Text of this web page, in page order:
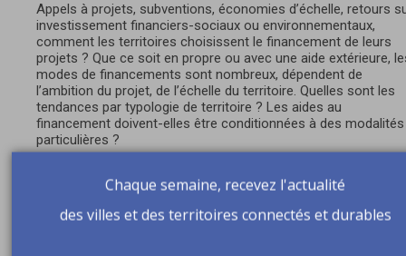
Appels à projets, subventions, économies d’échelle, retours
investissement financiers-sociaux ou environnementaux,
comment les territoires choisissent le financement de leurs
projets ? Que ce soit en propre ou avec une aide extérieure,
modes de financements sont nombreux, dépendent de
l’ambition du projet, de l’échelle du territoire. Quelles sont les
tendances par typologie de territoire ? Les aides au
financement doivent-elles être conditionnées à des modalités
particulières ?
Chaque semaine, recevez l'actualité
des villes et des territoires connectés et durables